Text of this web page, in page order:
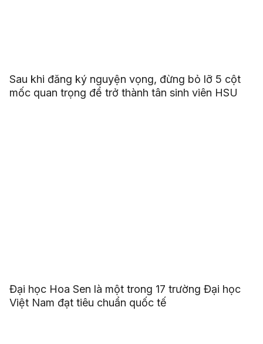
Sau khi đăng ký nguyện vọng, đừng bỏ lỡ 5 cột
mốc quan trọng để trở thành tân sinh viên HSU
Đại học Hoa Sen là một trong 17 trường Đại học
Việt Nam đạt tiêu chuẩn quốc tế